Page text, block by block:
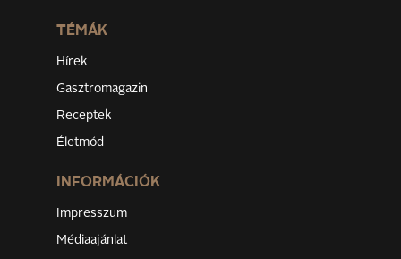
TÉMÁK
Hírek
Gasztromagazin
Receptek
Életmód
INFORMÁCIÓK
Impresszum
Médiaajánlat